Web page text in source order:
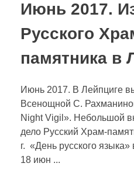
Июнь 2017.
Русского
памятника в
Июнь 2017. В Лейпциге
Всенощной С.
Night Vigil». Небольшой
дело Русский Храм-
г. «День русского
18 июн ...